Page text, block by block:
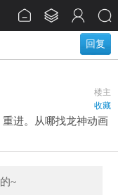
回复
楼主
收藏
进。从哪找龙神动画
~